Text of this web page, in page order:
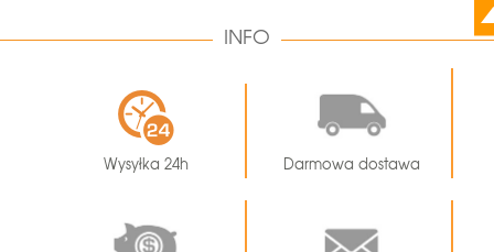
INFO
Wysyłka 24h Darmowa dostawa